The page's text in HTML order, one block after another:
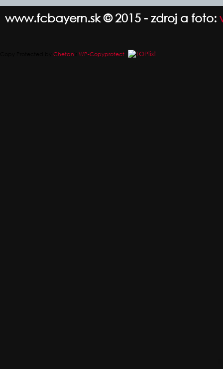
www.fcbayern.sk © 2015 - zdroj a foto:
Chetan WP-Copyprotect